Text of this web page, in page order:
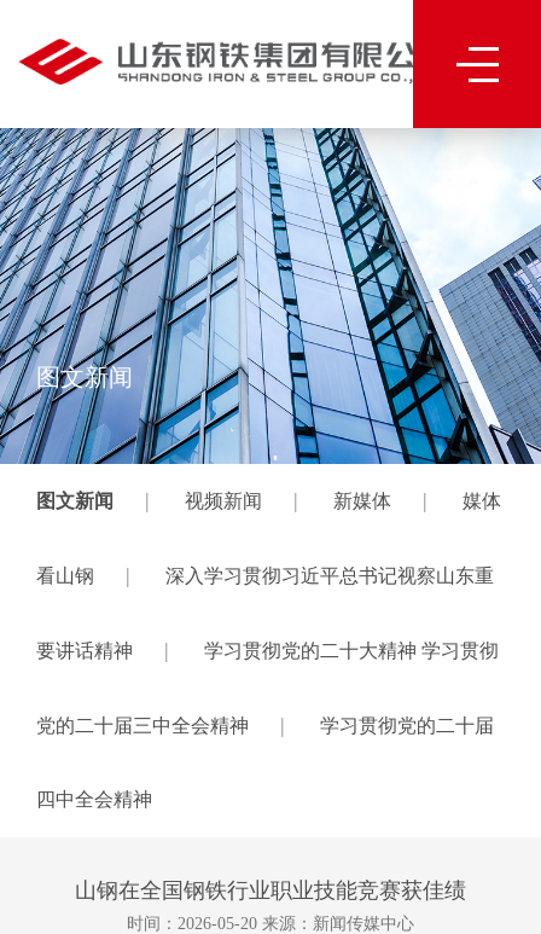
图文新闻
图文新闻 | 视频新闻 | 新媒体 | 媒体
看山钢 | 深入学习贯彻习近平总书记视察山东重
要讲话精神 | 学习贯彻党的二十大精神 学习贯彻
党的二十届三中全会精神 | 学习贯彻党的二十届
四中全会精神
山钢在全国钢铁行业职业技能竞赛获佳绩
时间：2026-05-20 来源：新闻传媒中心